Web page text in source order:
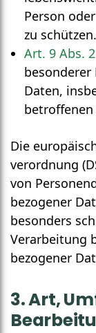
Person
zu schützen.
Art. 9 Abs.
besonderer
Daten,
betroffenen
Die
verordnung
von
bezogener
besonders
Verarbeitung
bezogener
3. Art,